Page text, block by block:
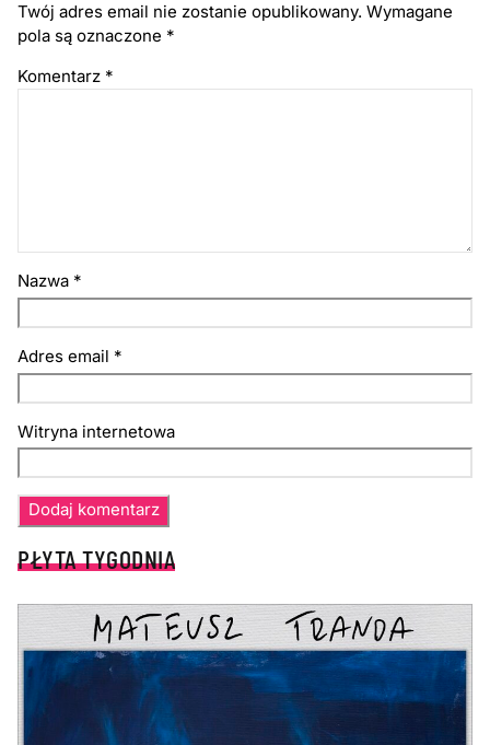
Twój adres email nie zostanie opublikowany. Wymagane
pola są oznaczone *
Komentarz *
Nazwa *
Adres email *
Witryna internetowa
PŁYTA TYGODNIA